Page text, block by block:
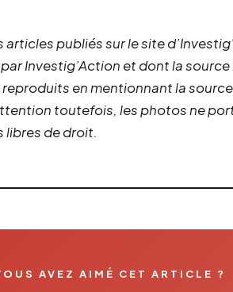
publiés sur le site
Investig’Action et dont la
en mentionnant la
toutefois, les photos ne
libres de droit.
AVEZ AIMÉ CET ARTICLE ?